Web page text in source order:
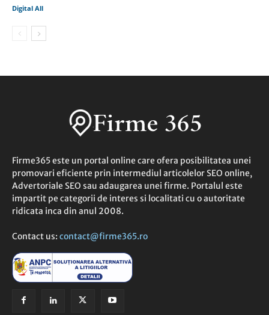
Digital All
Firme365 este un portal online care ofera posibilitatea unei
promovari eficiente prin intermediul articolelor SEO online,
Advertoriale SEO sau adaugarea unei firme. Portalul este
impartit pe categorii de interes si localitati cu o autoritate
ridicata inca din anul 2008.
Contact us: contact@firme365.ro